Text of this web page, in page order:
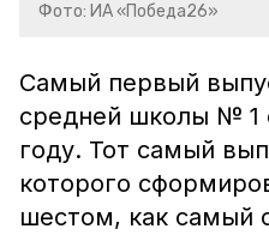
Фото: ИА «Победа26»
Самый первый
средней школы № 1
году. Тот самый
которого
шестом, как самый